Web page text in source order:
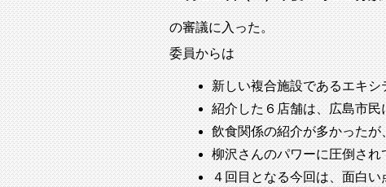
の審議に入った。
委員からは
新しい複合施設であるエキ
紹介した６店舗は、広島市
飲食関係の紹介が多かった
柳沢さんのパワーに圧倒さ
４回目となる今回は、面白